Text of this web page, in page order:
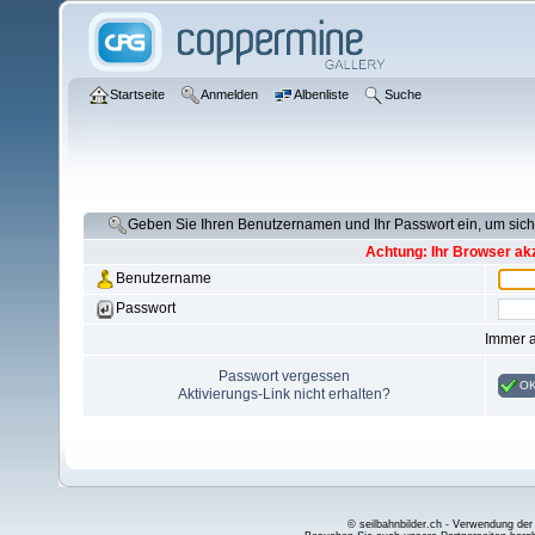
Startseite Anmelden Albenliste Suche
Geben Sie Ihren Benutzernamen und Ihr Passwort ein, um
Achtung: Ihr Browser
Benutzername
Passwort
Immer
Passwort vergessen
Aktivierungs-Link nicht erhalten?
© seilbahnbilder.ch - Verwendung